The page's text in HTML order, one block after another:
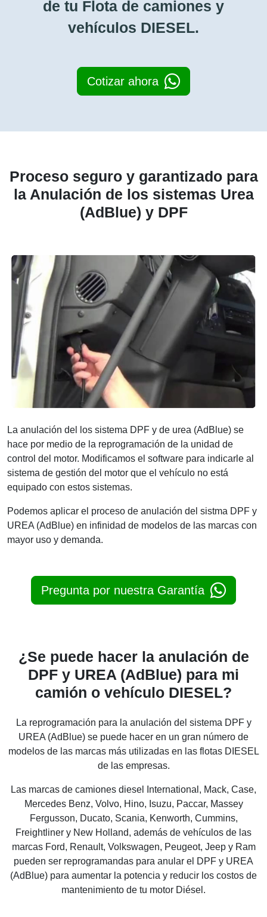
de tu Flota de camiones y
vehículos DIESEL.
Cotizar ahora
Proceso seguro y garantizado para
la Anulación de los sistemas Urea
(AdBlue) y DPF
La anulación del los sistema DPF y de urea (AdBlue) se
hace por medio de la reprogramación de la unidad de
control del motor. Modificamos el software para indicarle al
sistema de gestión del motor que el vehículo no está
equipado con estos sistemas.
Podemos aplicar el proceso de anulación del sistma DPF y
UREA (AdBlue) en infinidad de modelos de las marcas con
mayor uso y demanda.
Pregunta por nuestra Garantía
¿Se puede hacer la anulación de
DPF y UREA (AdBlue) para mi
camión o vehículo DIESEL?
La reprogramación para la anulación del sistema DPF y
UREA (AdBlue) se puede hacer en un gran número de
modelos de las marcas más utilizadas en las flotas DIESEL
de las empresas.
Las marcas de camiones diesel International, Mack, Case,
Mercedes Benz, Volvo, Hino, Isuzu, Paccar, Massey
Fergusson, Ducato, Scania, Kenworth, Cummins,
Freightliner y New Holland, además de vehículos de las
marcas Ford, Renault, Volkswagen, Peugeot, Jeep y Ram
pueden ser reprogramandas para anular el DPF y UREA
(AdBlue) para aumentar la potencia y reducir los costos de
mantenimiento de tu motor Diésel.